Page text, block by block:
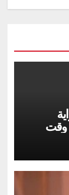
وقت